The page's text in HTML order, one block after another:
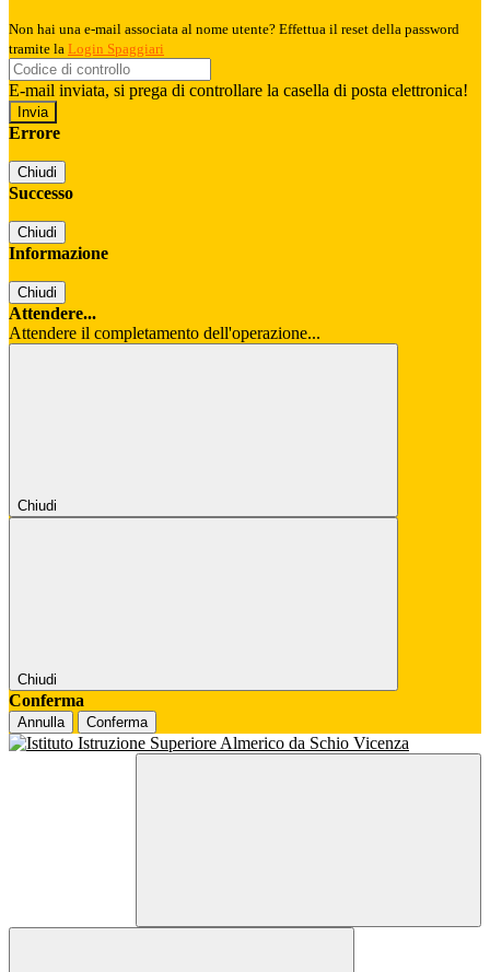
Non hai una e-mail associata al nome utente? Effettua il reset della password
tramite la Login Spaggiari
E-mail inviata, si prega di controllare la casella di posta elettronica!
Errore
Chiudi
Successo
Chiudi
Informazione
Chiudi
Attendere...
Attendere il completamento dell'operazione...
Chiudi
Chiudi
Conferma
Annulla Conferma